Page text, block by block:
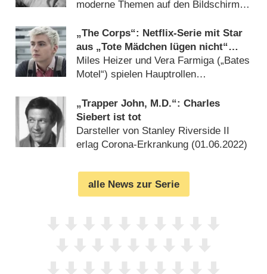
moderne Themen auf den Bildschirm
„The Corps“: Netflix-Serie mit Star
aus „Tote Mädchen lügen nicht“
bestellt
Miles Heizer und Vera Farmiga („Bates
Motel“) spielen Hauptrollen
„Trapper John, M.D.“: Charles
Siebert ist tot
Darsteller von Stanley Riverside II
erlag Corona-Erkrankung (01.06.2022)
alle News zur Serie